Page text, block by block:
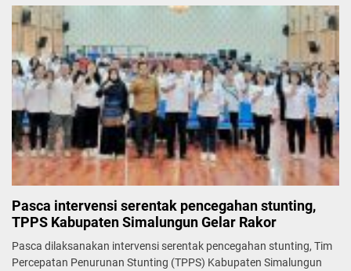
Pasca intervensi serentak pencegahan stunting,
TPPS Kabupaten Simalungun Gelar Rakor
Pasca dilaksanakan intervensi serentak pencegahan stunting, Tim
Percepatan Penurunan Stunting (TPPS) Kabupaten Simalungun